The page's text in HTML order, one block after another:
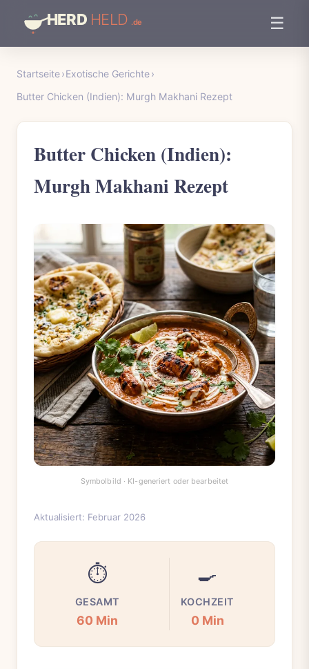
☰
Startseite›Exotische Gerichte›
Butter Chicken (Indien): Murgh Makhani Rezept
Butter Chicken (Indien):
Murgh Makhani Rezept
Aktualisiert: Februar 2026
⏱️
GESAMT
60 Min
🍳
KOCHZEIT
0 Min